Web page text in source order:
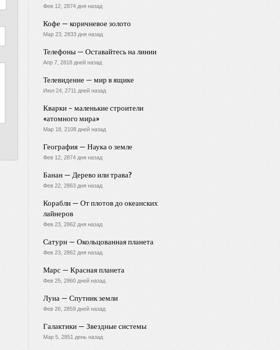
Фев 12, 2874 дня назад
Кофе — коричневое золото
Мар 23, 2833 дня назад
Телефоны — Оставайтесь на линии
Апр 7, 2818 дней назад
Телевидение — мир в ящике
Июл 24, 2711 дней назад
Кварки – маленькие строители
«атомного мира»
Мар 18, 2108 дней назад
География — Наука о земле
Фев 12, 2874 дня назад
Банан — Дерево или трава?
Фев 22, 2863 дня назад
Корабли — От плотов до океанских
лайнеров
Фев 23, 2862 дня назад
Сатурн — Окольцованная планета
Фев 23, 2862 дня назад
Марс — Красная планета
Фев 25, 2860 дней назад
Луна — Спутник земли
Фев 26, 2859 дней назад
Галактики — Звездные системы
Мар 5, 2851 день назад